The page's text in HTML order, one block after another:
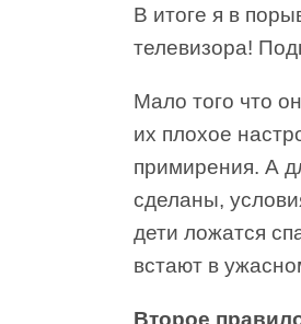
В итоге я в
телевизора!
Мало того что
их плохое
примирения. А
сделаны,
дети ложатся
встают в
Второе